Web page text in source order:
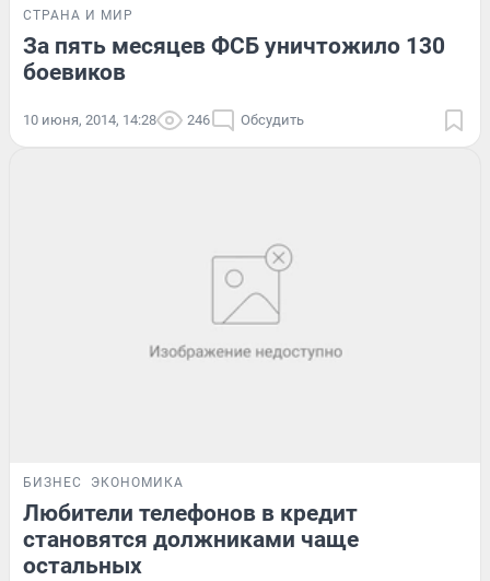
СТРАНА И МИР
За пять месяцев ФСБ уничтожило 130
боевиков
10 июня, 2014, 14:28 246 Обсудить
БИЗНЕС ЭКОНОМИКА
Любители телефонов в кредит
становятся должниками чаще
остальных